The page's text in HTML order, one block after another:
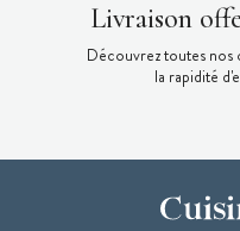
Livraison
Découvrez toutes nos
la rapidité